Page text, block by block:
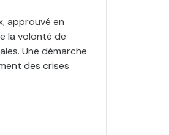
approuvé en
la volonté de
Une démarche
des crises